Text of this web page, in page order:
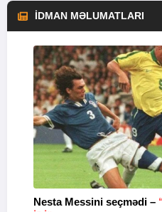
İDMAN MƏLUMATLARI
Nesta Messini seçmədi –